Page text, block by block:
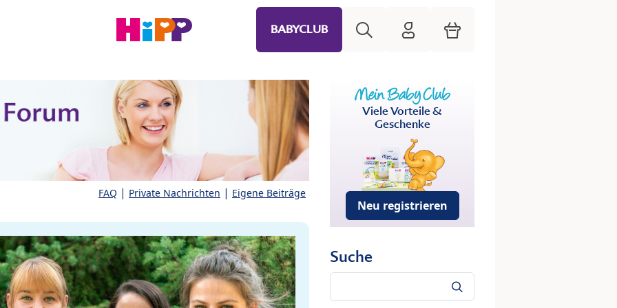
BABYCLUB HiPP Mein Babyclub
Warenkorb
FAQ | Private Nachrichten | Eigene Beiträge
Viele Vorteile &
Geschenke
Neu registrieren
Suche